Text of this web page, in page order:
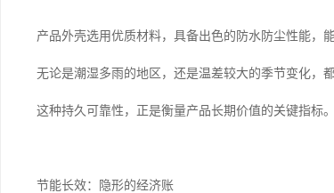
产品外壳选用优质材料，具备出色的防水防尘性能，
无论是潮湿多雨的地区，还是温差较大的季节变化，
这种持久可靠性，正是衡量产品长期价值的关键指标。
节能长效：隐形的经济账